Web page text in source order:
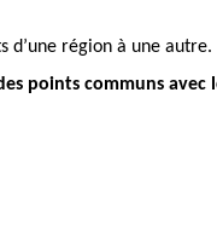
d’une région à une autre.
points communs avec